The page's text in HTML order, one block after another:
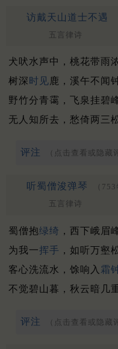
访戴天山道士不遇
五言律诗
犬吠水声中，桃花带雨
树深 时见鹿，溪午不闻
野竹分青霭，飞泉挂碧
无人知所去，愁倚两三
评注 （点击查看或隐藏
听蜀僧浚弹琴 （753
五言律诗
蜀僧抱绿绮 ，西下峨眉
为我一挥手 ，如听万壑
客心洗流水，馀响入 霜
不觉碧山暮，秋云暗几
评注 （点击查看或隐藏